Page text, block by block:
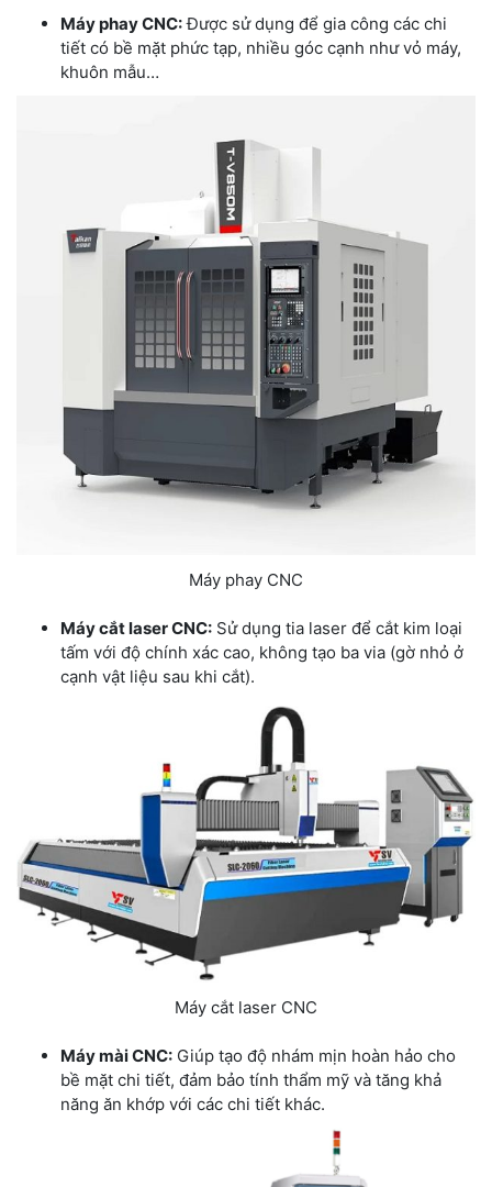
Máy phay CNC:Được sử dụng để gia công các chi
tiết có bề mặt phức tạp, nhiều góc cạnh như vỏ máy,
khuôn mẫu…
Máy phay CNC
Máy cắt laser CNC: Sử dụng tia laser để cắt kim loại
tấm với độ chính xác cao, không tạo ba via (gờ nhỏ ở
cạnh vật liệu sau khi cắt).
Máy cắt laser CNC
Máy mài CNC: Giúp tạo độ nhám mịn hoàn hảo cho
bề mặt chi tiết, đảm bảo tính thẩm mỹ và tăng khả
năng ăn khớp với các chi tiết khác.